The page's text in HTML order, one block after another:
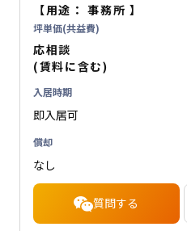
【用途：事務所 】
坪単価(共益費)
応相談
(賃料に含む)
入居時期
即入居可
償却
なし
質問する